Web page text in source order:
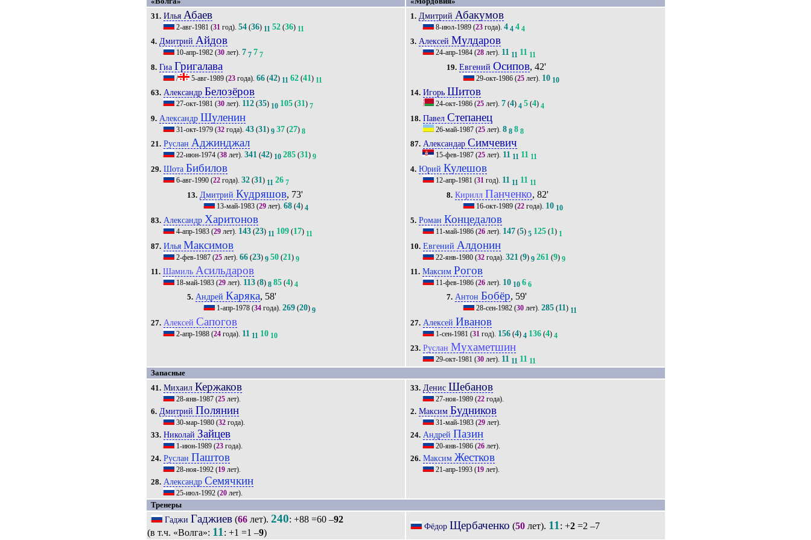
31. Илья Абаев
2-авг-1981 (31 год).54 (36) 11 52 (36) 11
4. ДмитрийАйдов
10-апр-1982 (30 лет).7 7 7 7
8. Гиа Григалава
/ 5-авг-1989 (23 года).66 (42) 11 62 (41) 11
63. Александр Белозёров
27-окт-1981 (30 лет). 112 (35) 10 105 (31) 7
9. Александр Шуленин
31-окт-1979 (32 года).43 (31) 9 37 (27) 8
21. Руслан Аджинджал
22-июн-1974 (38 лет).341 (42) 10 285 (31) 9
29. ШотаБибилов
6-авг-1990 (22 года).32 (31) 11 26 7
13. Дмитрий Кудряшов, 73'
13-май-1983(29лет). 68(4) 4
83. Александр Харитонов
4-апр-1983 (29 лет). 143 (23) 11 109 (17) 11
87. Илья Максимов
2-фев-1987 (25 лет).66 (23) 9 50 (21) 9
11. Шамиль Асильдаров
18-май-1983 (29 лет). 113 (8) 8 85 (4) 4
5. АндрейКаряка, 58'
1-апр-1978(34года). 269(20) 9
27. АлексейСапогов
2-апр-1988 (24 года). 11 11 10 10
1. Дмитрий Абакумов
8-июл-1989 (23 года).4 4 4 4
3. АлексейМулдаров
24-апр-1984 (28 лет). 11 11 11 11
19. ЕвгенийОсипов, 42'
29-окт-1986(25лет). 10 10
14. Игорь Шитов
24-окт-1986 (25 лет).7 (4) 4 5 (4) 4
18. ПавелСтепанец
26-май-1987 (25 лет).8 8 8 8
87. АлександарСимчевич
15-фев-1987 (25 лет). 11 11 11 11
4. ЮрийКулешов
12-апр-1981 (31 год). 11 11 11 11
8. Кирилл Панченко, 82'
16-окт-1989(22года). 10 10
5. Роман Концедалов
11-май-1986 (26 лет). 147 (5) 5 125 (1) 1
10. Евгений Алдонин
22-янв-1980 (32 года).321 (9) 9 261 (9) 9
11. Максим Рогов
11-фев-1986 (26 лет). 10 10 6 6
7. АнтонБобёр, 59'
28-сен-1982(30лет). 285(11) 11
27. Алексей Иванов
1-сен-1981 (31 год). 156 (4) 4 136 (4) 4
23. Руслан Мухаметшин
29-окт-1981 (30 лет). 11 11 11 11
Запасные
41. Михаил Кержаков
28-янв-1987 (25 лет).
6. Дмитрий Полянин
30-мар-1980 (32 года).
33. Николай Зайцев
1-июн-1989 (23 года).
24. Руслан Паштов
28-ноя-1992 (19 лет).
28. АлександрСемячкин
25-июл-1992 (20 лет).
33. Денис Шебанов
27-ноя-1989 (22 года).
2. Максим Будников
31-май-1983 (29 лет).
24. Андрей Пазин
20-янв-1986 (26 лет).
26. Максим Жестков
21-апр-1993 (19 лет).
Тренеры
Гаджи Гаджиев (66 лет).240: +88 =60 –92
(в т.ч. «Волга»: 11 : +1 =1 –9)
Фёдор Щербаченко (50 лет). 11 : +2 =2 –7